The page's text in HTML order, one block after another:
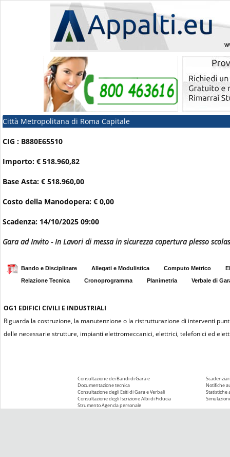
Città Metropolitana di Roma Capitale
CIG : B880E65510
Importo: € 518.960,82
Base Asta: € 518.960,00
Costo della Manodopera: € 0,00
Scadenza: 14/10/2025 09:00
Gara ad Invito - In Lavori di messa in sicurezza copertura plesso
Bando e Disciplinare Allegati e Modulistica Computo Metrico
Relazione Tecnica
Cronoprogramma Planimetria Verbale di
OG1 EDIFICI CIVILI E INDUSTRIALI
Riguarda la costruzione, la manutenzione o la ristrutturazione di interventi
delle necessarie strutture, impianti elettromeccanici, elettrici, telefonici ed
Consultazione dei Bandi di Gara e
Documentazione tecnica
Consultazione degli Esiti di Gara e Verbali
Consultazione degli Iscrizione Albi di Fiducia
Strumento Agenda personale
Notifiche
Statistiche